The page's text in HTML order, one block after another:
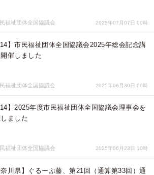
福祉団体全国協議会 2025年07月07日 00時
14】市民福祉団体全国協議会2025年総会記念講
催しました
福祉団体全国協議会 2025年06月30日 00時
14】2025年度市民福祉団体全国協議会理事会を
ました
福祉団体全国協議会 2025年06月23日 10時
奈川県】ぐるーぷ藤、第21回（通算第33回）通